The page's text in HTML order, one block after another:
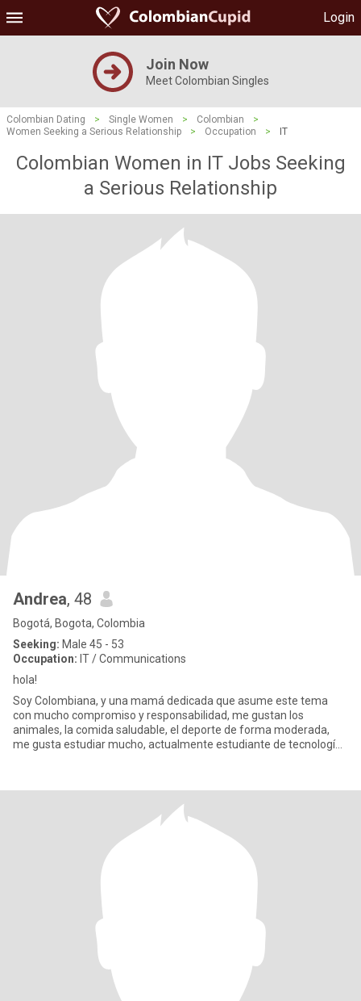
Login
Join Now
Meet Colombian Singles
Colombian Dating > Single Women > Colombian
>
Women Seeking a Serious Relationship
> Occupation > IT
Colombian Women in IT Jobs Seeking
a Serious Relationship
Andrea, 48
Bogotá, Bogota, Colombia
Seeking: Male 45 - 53
Occupation: IT / Communications
hola!
Soy Colombiana, y una mamá dedicada que asume este tema
con mucho compromiso y responsabilidad, me gustan los
animales, la comida saludable, el deporte de forma moderada,
me gusta estudiar mucho, actualmente estudiante de tecnología,